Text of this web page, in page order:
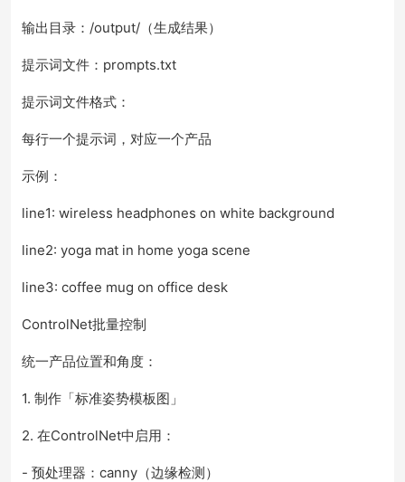
输出目录：/output/（生成结果）
提示词文件：prompts.txt
提示词文件格式：
每行一个提示词，对应一个产品
示例：
line1: wireless headphones on white background
line2: yoga mat in home yoga scene
line3: coffee mug on office desk
ControlNet批量控制
统一产品位置和角度：
1. 制作「标准姿势模板图」
2. 在ControlNet中启用：
- 预处理器：canny（边缘检测）